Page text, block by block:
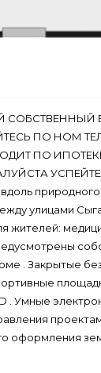
ПО НОМ
ПО ИПОТЕКИ,
природного
улицами
жителей:
. Закрытые
. Умные
оформления